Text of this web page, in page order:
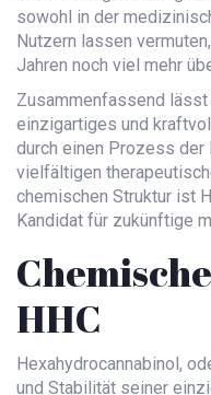
sowohl in der
Nutzern lassen
Jahren noch viel mehr
Zusammenfassend
einzigartiges und
durch einen Prozess
vielfältigen
chemischen Struktur ist
Kandidat für zukünftige
HHC
Hexahydrocannabinol,
und Stabilität seiner